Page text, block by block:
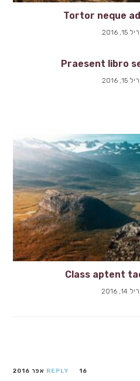
Tortor neque
15, 2016
Praesent libro
15, 2016
Class aptent
2016
REPLY 16 אפר 2016